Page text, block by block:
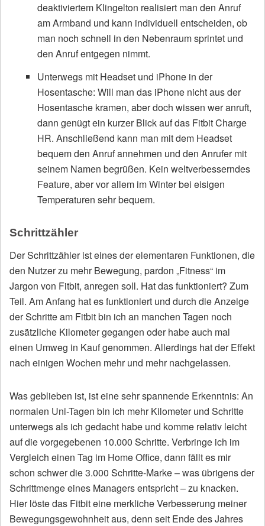
deaktiviertem Klingelton realisiert man den Anruf
am Armband und kann individuell entscheiden, ob
man noch schnell in den Nebenraum sprintet und
den Anruf entgegen nimmt.
Unterwegs mit Headset und iPhone in der
Hosentasche: Will man das iPhone nicht aus der
Hosentasche kramen, aber doch wissen wer anruft,
dann genügt ein kurzer Blick auf das Fitbit Charge
HR. Anschließend kann man mit dem Headset
bequem den Anruf annehmen und den Anrufer mit
seinem Namen begrüßen. Kein weltverbesserndes
Feature, aber vor allem im Winter bei eisigen
Temperaturen sehr bequem.
Schrittzähler
Der Schrittzähler ist eines der elementaren Funktionen, die
den Nutzer zu mehr Bewegung, pardon „Fitness“ im
Jargon von Fitbit, anregen soll. Hat das funktioniert? Zum
Teil. Am Anfang hat es funktioniert und durch die Anzeige
der Schritte am Fitbit bin ich an manchen Tagen noch
zusätzliche Kilometer gegangen oder habe auch mal
einen Umweg in Kauf genommen. Allerdings hat der Effekt
nach einigen Wochen mehr und mehr nachgelassen.
Was geblieben ist, ist eine sehr spannende Erkenntnis: An
normalen Uni-Tagen bin ich mehr Kilometer und Schritte
unterwegs als ich gedacht habe und komme relativ leicht
auf die vorgegebenen 10.000 Schritte. Verbringe ich im
Vergleich einen Tag im Home Office, dann fällt es mir
schon schwer die 3.000 Schritte-Marke – was übrigens der
Schrittmenge eines Managers entspricht – zu knacken.
Hier löste das Fitbit eine merkliche Verbesserung meiner
Bewegungsgewohnheit aus, denn seit Ende des Jahres